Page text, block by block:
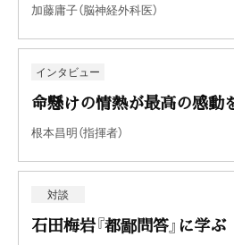
加藤庸子（脳神経外科医）
インタビュー
命懸けの情熱が最高の感動
根本昌明（指揮者）
対談
石田梅岩『都鄙問答』に学ぶ